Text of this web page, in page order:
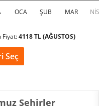
Fiyat:4118 TL (AĞUSTOS)
Seç
Şehirler